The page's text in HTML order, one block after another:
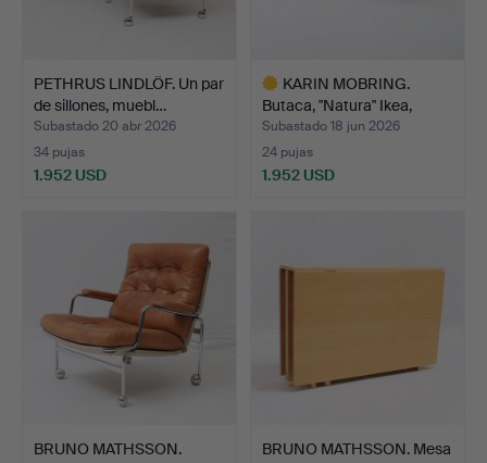
PETHRUS LINDLÖF. Un par
de sillones, muebl…
Subastado 20 abr 2026
34 pujas
1.952 USD
KARIN MOBRING.
Butaca, "Natura" Ikea,
pino…
Subastado 18 jun 2026
24 pujas
1.952 USD
BRUNO MATHSSON.
BRUNO MATHSSON. Mesa